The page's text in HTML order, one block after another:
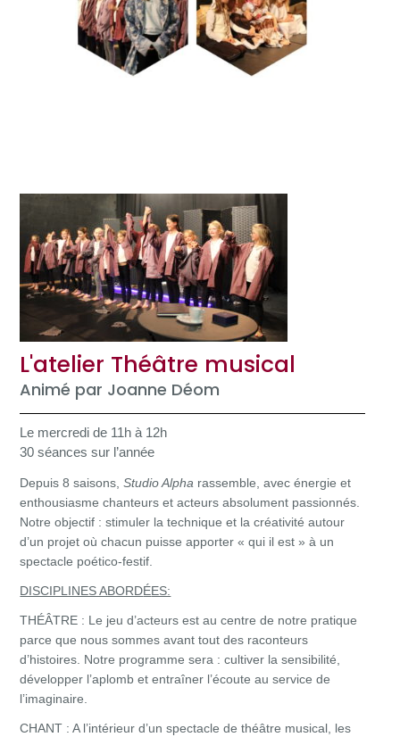
L'atelier Théâtre musical
Animé par Joanne Déom
Le mercredi de 11h à 12h
30 séances sur l’année
Depuis 8 saisons, Studio Alpha rassemble, avec énergie et
enthousiasme chanteurs et acteurs absolument passionnés. ​
Notre objectif : stimuler la technique et la créativité autour
d’un projet où chacun puisse apporter « qui il est » à un
spectacle poético-festif.
DISCIPLINES ABORDÉES:
THÉÂTRE : Le jeu d’acteurs est au centre de notre pratique
parce que nous sommes avant tout des raconteurs
d’histoires. Notre programme sera : cultiver la sensibilité,
développer l’aplomb et entraîner l’écoute au service de
l’imaginaire.
CHANT : A l’intérieur d’un spectacle de théâtre musical, les